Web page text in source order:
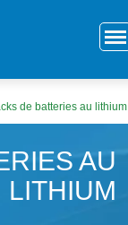
de batteries au lithium
AU
LITHIUM